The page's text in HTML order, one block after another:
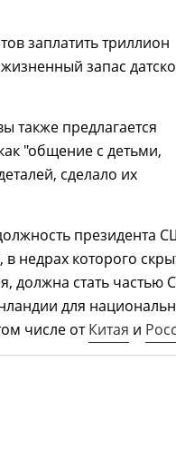
заплатить триллион
запас
также предлагается
"общение с детьми,
сделало их
президента
в недрах которого
должна стать частью
для
числе отКитая и